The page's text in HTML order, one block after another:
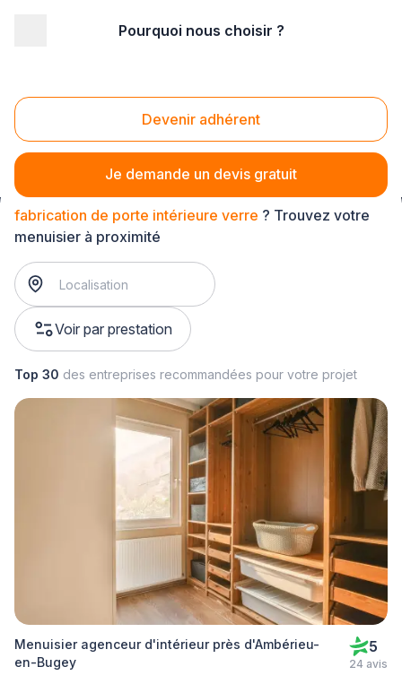
Pourquoi nous choisir ?
Devenir adhérent
Je demande un devis gratuit
Fabrication de porte intérieure verre
fabrication de porte intérieure verre ? Trouvez votre
menuisier à proximité
Voir par prestation
Top 30 des entreprises recommandées pour votre projet
Menuisier agenceur d'intérieur près d'Ambérieu-
en-Bugey
5
24 avis